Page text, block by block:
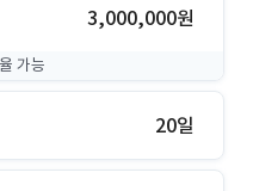
3,000,000원
가능
20일